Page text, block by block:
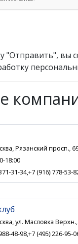
"Отправить", вы
Рязанский просп.,
18:00
31-34,+7 (916) 778-53-
ул. Масловка Верхн.,
48-98,+7 (495) 226-95-